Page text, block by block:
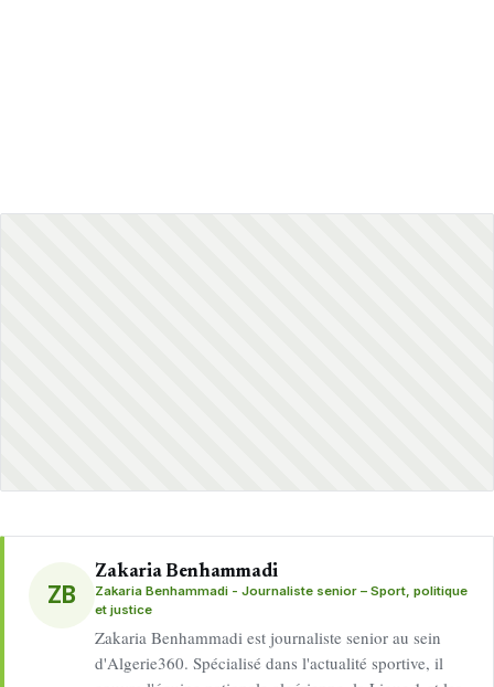
ZB
Zakaria Benhammadi
Zakaria Benhammadi - Journaliste senior – Sport, politique
et justice
Zakaria Benhammadi est journaliste senior au sein
d'Algerie360. Spécialisé dans l'actualité sportive, il